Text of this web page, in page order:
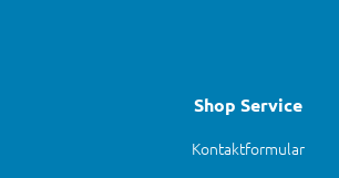
Shop Service
Kontaktformular